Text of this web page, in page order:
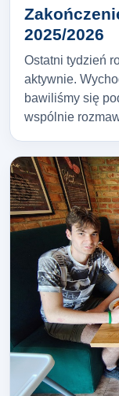
2025/2026
Ostatni tydzień
aktywnie.
bawiliśmy się
wspólnie